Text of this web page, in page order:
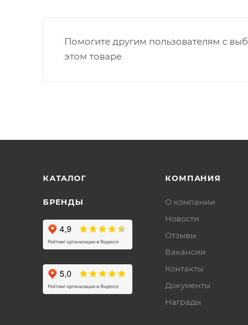
Помогите другим пользователям с
этом товаре
КАТАЛОГ
БРЕНДЫ
КОМПАНИЯ
О компании
Новости
Отзывы
Вакансии
Контакты
Документы
Награды